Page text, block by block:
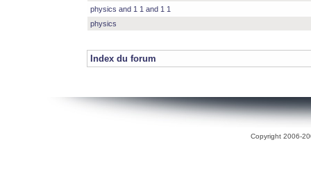
physics and 1 1 and 1 1
physics
Index du forum
Copyright 2006-